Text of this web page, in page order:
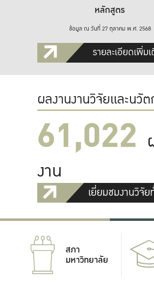
หลักสูตร
ข้อมูล ณ วันที่ 27 ตุลาคม พ.ศ. 2568
รายละเอียดเพิ่ม
ผลงานงานวิจัยและนวั
61,022
งาน
เยี่ยมชมงานวิจั
สภา
มหาวิทยาลัย